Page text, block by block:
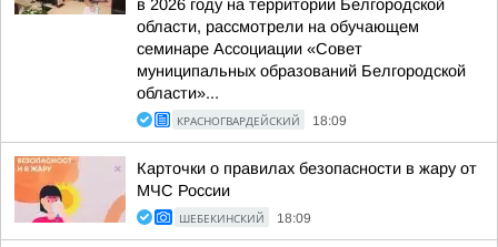
в 2026 году на территории Белгородской
области, рассмотрели на обучающем
семинаре Ассоциации «Совет
муниципальных образований Белгородской
области»...
КРАСНОГВАРДЕЙСКИЙ 18:09
Карточки о правилах безопасности в жару от
МЧС России
ШЕБЕКИНСКИЙ 18:09